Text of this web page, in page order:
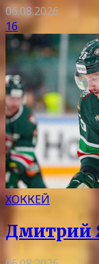
06.08.2026
16
ХОККЕЙ
Дмитрий